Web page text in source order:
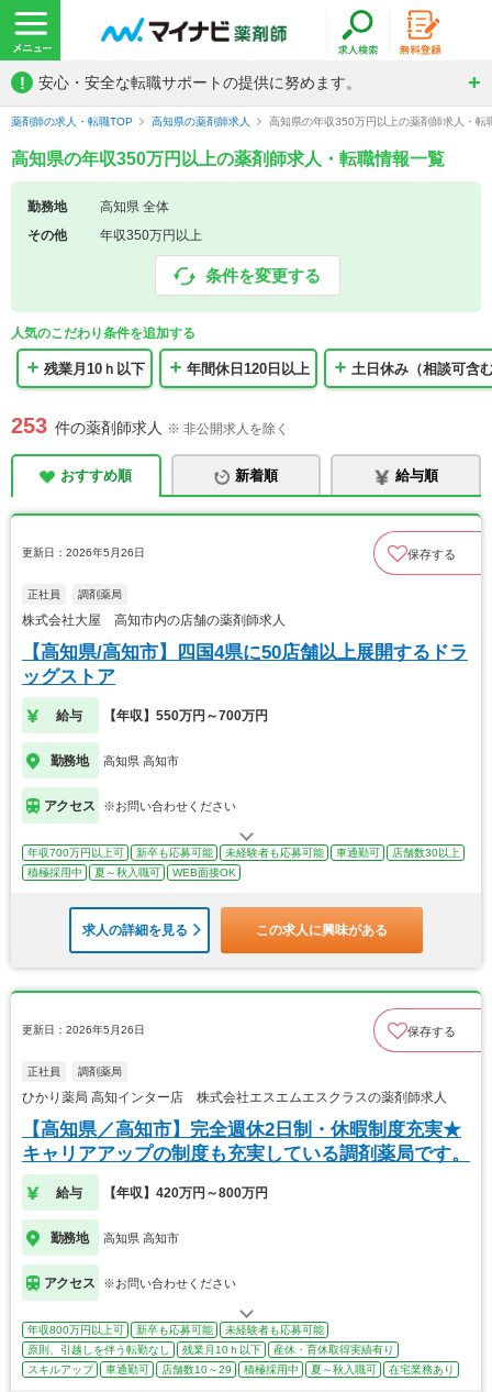
! 安心・安全な転職サポートの提供に努めます。
薬剤師の求人・転職TOP 高知県の薬剤師求人 高知県の年収350万円以上の薬剤師求人・転
高知県の年収350万円以上の薬剤師求人・転職情報一覧
勤務地
高知県 全体
その他
年収350万円以上
条件を変更する
人気のこだわり条件を追加する
残業月10ｈ以下 年間休日120日以上 土日休み（相談可含
253 件の薬剤師求人 ※ 非公開求人を除く
おすすめ順 新着順 給与順
更新日：2026年5月26日 保存する
正社員 調剤薬局
株式会社大屋 高知市内の店舗の薬剤師求人
【高知県/高知市】四国4県に50店舗以上展開するドラ
ッグストア
給与 【年収】550万円～700万円
勤務地 高知県 高知市
アクセス ※お問い合わせください
年収700万円以上可 新卒も応募可能 未経験者も応募可能 車通勤可
店舗数30以上
積極採用中
夏～秋入職可 WEB面接OK
求人の詳細を見る この求人に興味がある
更新日：2026年5月26日 保存する
正社員 調剤薬局
ひかり薬局 高知インター店 株式会社エスエムエスクラスの薬剤師求人
【高知県／高知市】完全週休2日制・休暇制度充実★
キャリアアップの制度も充実している調剤薬局です。
給与 【年収】420万円～800万円
勤務地 高知県 高知市
アクセス ※お問い合わせください
年収800万円以上可 新卒も応募可能
未経験者も応募可能
原則、引越しを伴う転勤なし
残業月10ｈ以下
産休・育休取得実績有り
スキルアップ
車通勤可 店舗数10～29 積極採用中 夏～秋入職可 在宅業務あり